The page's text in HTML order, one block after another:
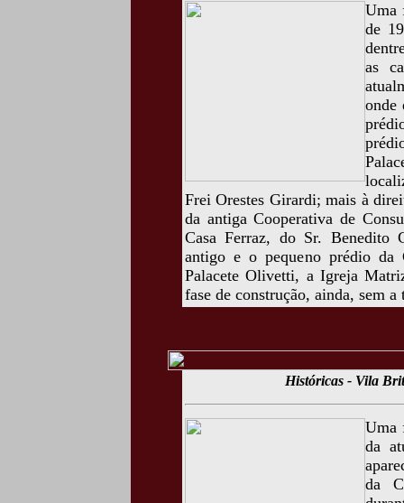
Uma
de
as
onde
Frei Orestes Girardi; mais à
da antiga Cooperativa de
Casa Ferraz, do Sr. Benedito
antigo e o pequeno prédio da
Palacete Olivetti, a Igreja
fase de construção, ainda, sem
Históricas - Vila
Uma
da
da